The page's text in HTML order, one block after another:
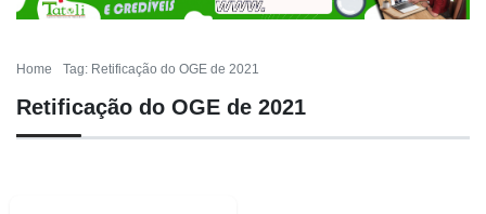
Home Tag: Retificação do OGE de 2021
Retificação do OGE de 2021